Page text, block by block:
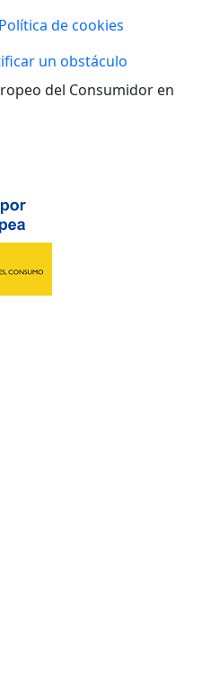
Política de cookies
un obstáculo
del Consumidor en